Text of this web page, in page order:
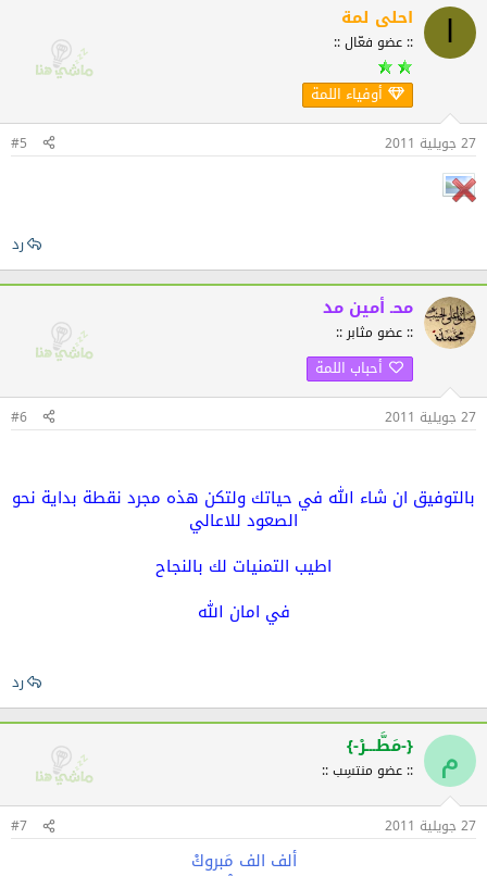
احلى لمة
:: عضو فعّال ::
أوفياء اللمة
27 جويلية 2011 #5
رد
محـ أمين مد
:: عضو مثابر ::
أحباب اللمة
27 جويلية 2011 #6
بالتوفيق ان شاء الله في حياتك ولتكن هذه مجرد نقطة بداية نحو
الصعود للاعالي
اطيب التمنيات لك بالنجاح
في امان الله
رد
م {-مَطَّـــرْ-}
:: عضو منتسِب ::
27 جويلية 2011 #7
ألف الف مَبروكْ